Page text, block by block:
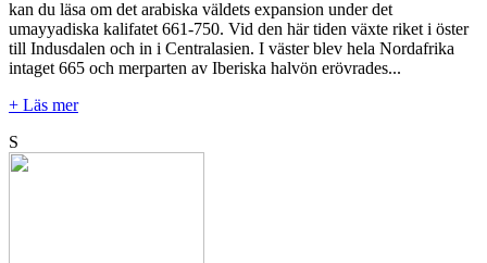
kan du läsa om det arabiska väldets expansion under det
umayyadiska kalifatet 661-750. Vid den här tiden växte riket i öster
till Indusdalen och in i Centralasien. I väster blev hela Nordafrika
intaget 665 och merparten av Iberiska halvön erövrades...
+ Läs mer
S